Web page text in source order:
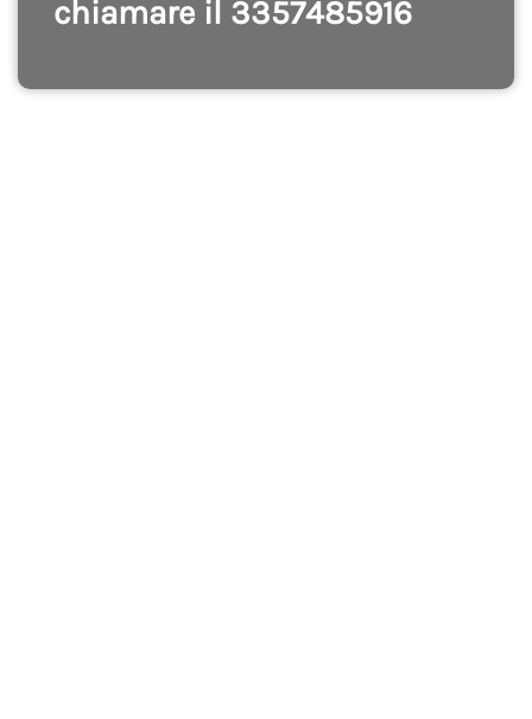
chiamare il 3357485916